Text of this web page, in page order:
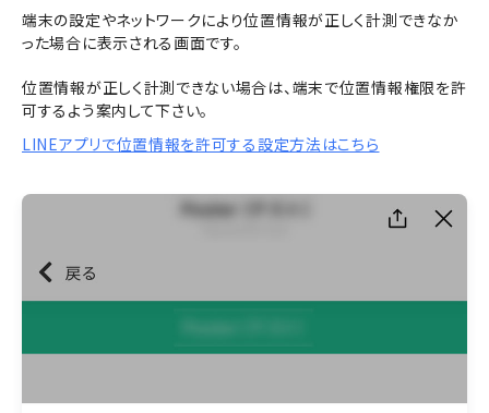
端末の設定やネットワークにより位置情報が正しく計測できなか
った場合に表示される画面です。
位置情報が正しく計測できない場合は、端末で位置情報権限を許
可するよう案内して下さい。
LINEアプリで位置情報を許可する設定方法はこちら